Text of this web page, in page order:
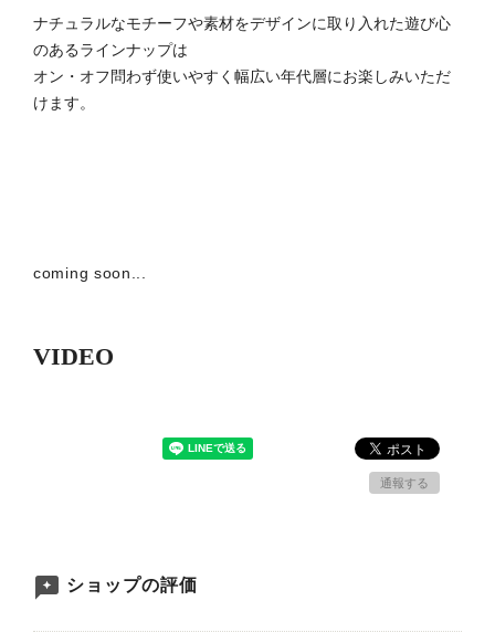
ナチュラルなモチーフや素材をデザインに取り入れた遊び心
のあるラインナップは
オン・オフ問わず使いやすく幅広い年代層にお楽しみいただ
けます。
coming soon...
VIDEO
通報する
ショップの評価